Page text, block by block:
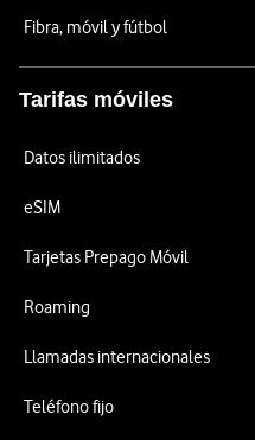
Fibra, móvil y fútbol
Tarifas móviles
Datos ilimitados
eSIM
Tarjetas Prepago Móvil
Roaming
Llamadas internacionales
Teléfono fijo